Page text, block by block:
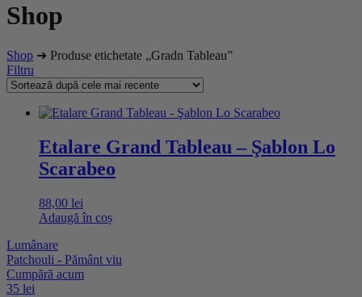
Shop
Shop ➔ Produse etichetate „Gradn Tableau”
Filtru
Etalare Grand Tableau – Şablon Lo
Scarabeo
88,00 lei
Adaugă în coș
Lumânare
Patchouli - Pământ viu
Cumpără acum
35 lei